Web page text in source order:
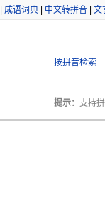
成语词典| 中文转拼音| 文
按拼音检索
提示： 支持